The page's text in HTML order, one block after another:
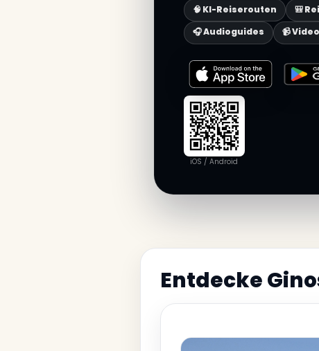
🧠 KI-Reiserouten 🎒
🎧 Audioguides
📹
iOS / Android
Entdecke